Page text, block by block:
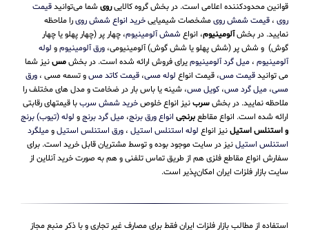
قوانین محدودکننده اعلامی است. در بخش گروه کالاییروی شما می‌توانیدقیمت
روی ، قیمت شمش رویمشخصات شیمیاییخرید انواع شمش رویرا ملاحظه
نمایید. در بخشآلومینیوم، انواع شمش آلومینیوم، چهار پر (چهار پهلو یا چهار
گوش) و شش پر (شش پهلو یا شش گوش) آلومینیومی، ورق آلومینیومو لوله
آلومینیوم ، میل گرد آلومینیومیرای فروش ارائه شده است. در بخشمسنیز شما
می توانیدقیمت مس، قیمت انواع لوله مسی، قیمت کاتد مسو تسمه مسی ، ورق
مسی، میل گرد مس، کویل مس، شینه یا باس بار در ضخامت و مدل های مختلف را
ملاحظه نمایید. در بخشسربنیز انواع خلوصخرید شمش سرببا قیمتهای رقابتی
ارائه شده است. انواع مقاطعبرنجی انواع ورق برنج، میل گرد برنجو لوله (تیوب) برنج
و استنلس استیلنیز انواع لوله استنلس استیل ، ورق استنلس استیلومیلگرد
استنلس استیلنیز در سایت موجود بوده و توسط مشتریان قابل خرید است. برای
سفارش انواع مقاطع فلزی هم از طریق تماس تلفنی و هم به صورت خرید آنلاین از
سایت بازار فلزات ایران امکان‌پذیر است.
استفاده از مطالب بازار فلزات ایران فقط برای مصارف غیر تجاری و با ذکر منبع مجاز